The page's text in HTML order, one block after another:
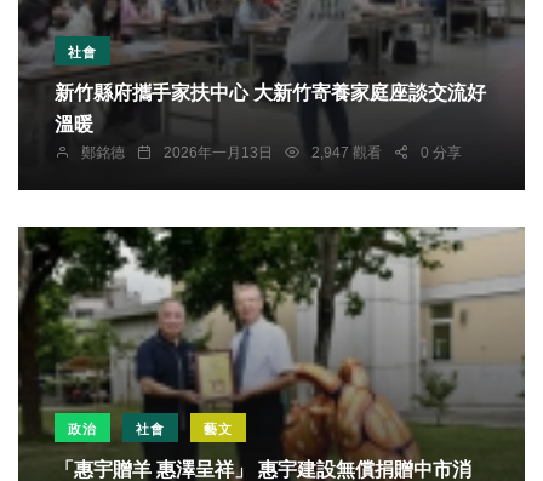
社會
新竹縣府攜手家扶中心 大新竹寄養家庭座談交流好
溫暖
鄭銘德 2026年一月13日 2,947 觀看 0 分享
政治 社會 藝文
「惠宇贈羊 惠澤呈祥」 惠宇建設無償捐贈中市消